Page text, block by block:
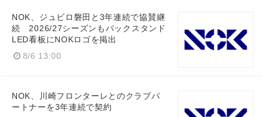
NOK、ジュビロ磐田と3年連続で協賛継
続 2026/27シーズンもバックスタンド
LED看板にNOKロゴを掲出
8/6 13:00
NOK、川崎フロンターレとのクラブパ
ートナーを3年連続で契約